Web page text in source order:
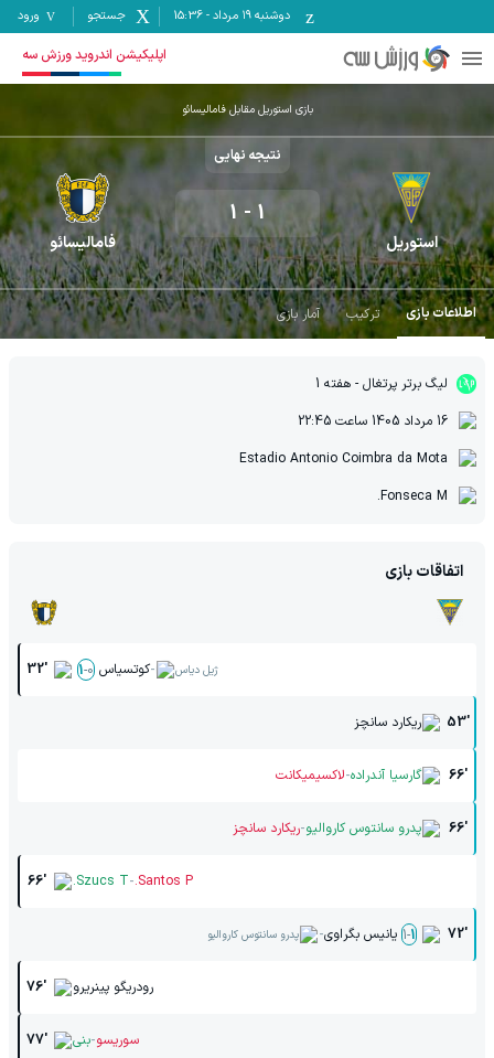
دوشنبه ۱۹ مرداد -
15:36 جستجو ورود
اپلیکیشن اندروید ورزش سه
بازی استوریل مقابل فامالیسائو
نتیجه نهایی
استوریل
1
-
1
فامالیسائو
اطلاعات بازی ترکیب آمار بازی
لیگ برتر پرتغال - هفته 1
16 مرداد 1405
ساعت 22:45
Estadio Antonio Coimbra da Mota
Fonseca M.
اتفاقات بازی
32' 0
-
1 کوتسیاس- ژیل دیاس
53' ریکارد سانچز
66' گارسیا آندراده-لاکسیمیکانت
66' پدرو سانتوس کاروالیو-ریکارد سانچز
66' Szucs T.- Santos P.
72'
1
-
1 یانیس بگراوی- پدرو سانتوس کاروالیو
76' رودریگو پینریرو
77' بنی-سوریسو